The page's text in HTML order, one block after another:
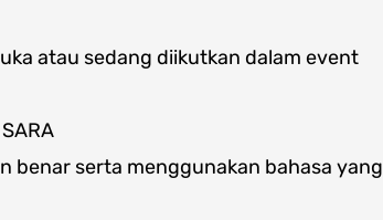
atau sedang diikutkan dalam event
benar serta menggunakan bahasa yang